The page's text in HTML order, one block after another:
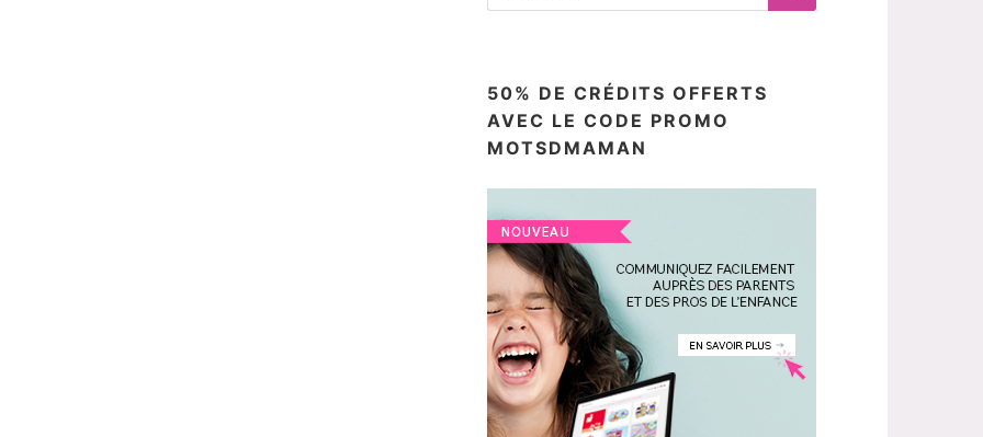
Search
50% DE CRÉDITS OFFERTS
AVEC LE CODE PROMO
MOTSDMAMAN